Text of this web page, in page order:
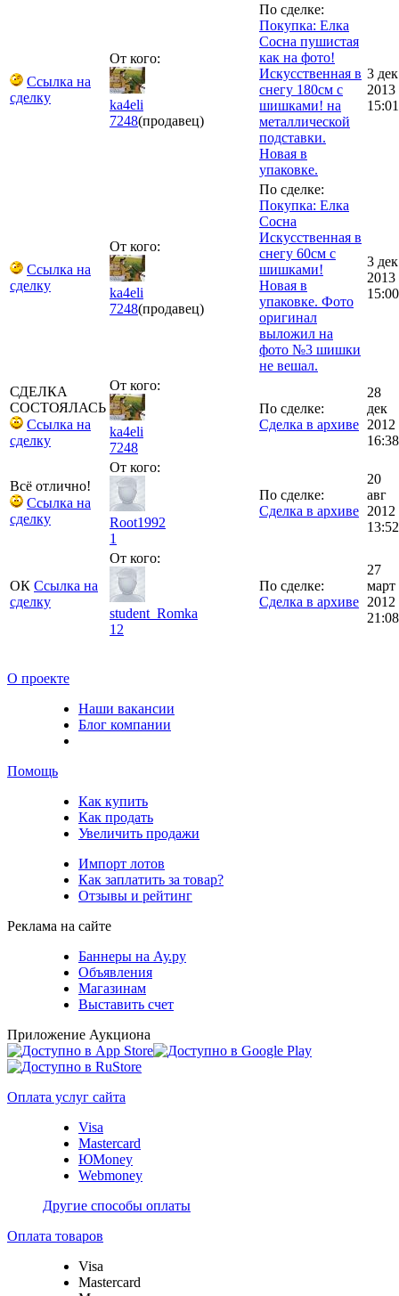
Ссылка на
сделку
От кого:
ka4eli
7248(продавец)
По сделке:
Покупка: Елка
Сосна пушистая
как на фото!
Искусственная в
снегу 180см с
шишками! на
металлической
подставки.
Новая в
упаковке.
3 дек
2013
15:01
Ссылка на
сделку
От кого:
ka4eli
7248(продавец)
По сделке:
Покупка: Елка
Сосна
Искусственная в
снегу 60см с
шишками!
Новая в
упаковке. Фото
оригинал
выложил на
фото №3 шишки
не вешал.
3 дек
2013
15:00
СДЕЛКА
СОСТОЯЛАСЬ
Ссылка на
сделку
От кого:
ka4eli
7248
По сделке:
Сделка в архиве
28
дек
2012
16:38
Всё отлично!
Ссылка на
сделку
От кого:
Root1992
1
По сделке:
Сделка в архиве
20
авг
2012
13:52
ОК Ссылка на
сделку
От кого:
student_Romka
12
По сделке:
Сделка в архиве
27
март
2012
21:08
О проекте
Наши вакансии
Блог компании
Помощь
Как купить
Как продать
Увеличить продажи
Импорт лотов
Как заплатить за товар?
Отзывы и рейтинг
Реклама на сайте
Баннеры на Ау.ру
Объявления
Магазинам
Выставить счет
Приложение Аукциона
Оплата услуг сайта
Visa
Mastercard
ЮMoney
Webmoney
Другие способы оплаты
Оплата товаров
Visa
Mastercard